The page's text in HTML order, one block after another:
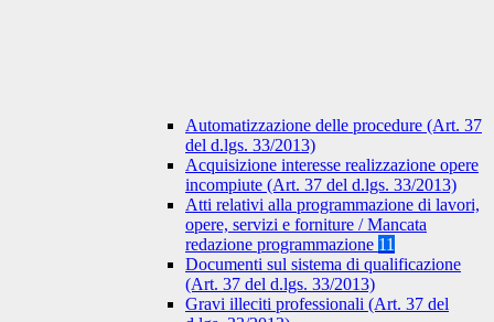
Automatizzazione delle procedure (Art. 37
del d.lgs. 33/2013)
Acquisizione interesse realizzazione opere
incompiute (Art. 37 del d.lgs. 33/2013)
Atti relativi alla programmazione di lavori,
opere, servizi e forniture / Mancata
redazione programmazione 11
Documenti sul sistema di qualificazione
(Art. 37 del d.lgs. 33/2013)
Gravi illeciti professionali (Art. 37 del